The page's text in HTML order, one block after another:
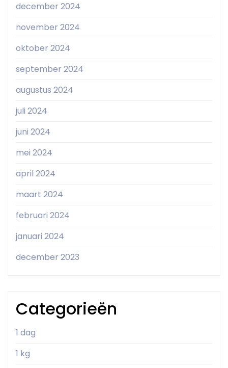
december 2024
november 2024
oktober 2024
september 2024
augustus 2024
juli 2024
juni 2024
mei 2024
april 2024
maart 2024
februari 2024
januari 2024
december 2023
Categorieën
1 dag
1 kg